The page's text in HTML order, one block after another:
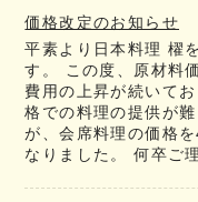
価格改定のお知らせ
平素より日本料理 櫂
す。 この度、原材料
費用の上昇が続いて
格での料理の提供が
が、会席料理の価格
なりました。 何卒ご